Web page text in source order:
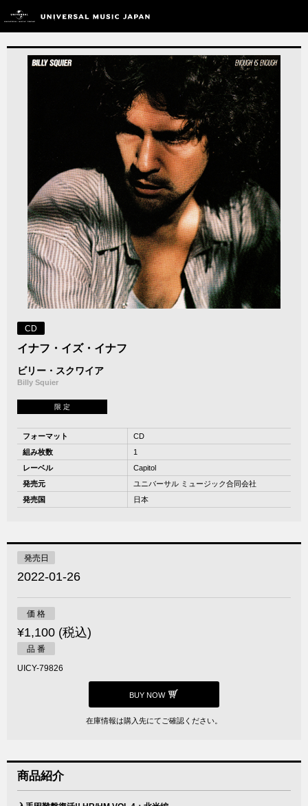
CD
イナフ・イズ・イナフ
ビリー・スクワイア
Billy Squier
限 定
フォーマット
CD
組み枚数
1
レーベル
Capitol
発売元
ユニバーサル ミュージック合同会社
発売国
日本
発売日
2022-01-26
価 格
¥1,100 (税込)
品 番
UICY-79826
BUY NOW
在庫情報は購入先にてご確認ください。
商品紹介